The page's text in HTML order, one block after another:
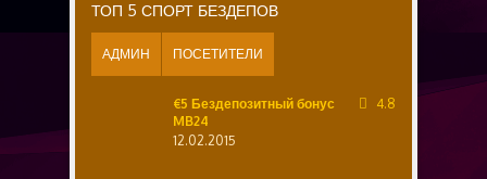
ТОП 5 СПОРТ БЕЗДЕПОВ
АДМИН ПОСЕТИТЕЛИ
€5 Бездепозитный бонус
MB24
12.02.2015
4.8